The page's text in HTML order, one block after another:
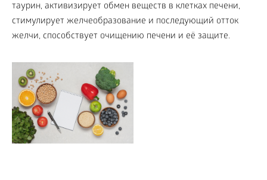
таурин, активизирует обмен веществ в клетках печени,
стимулирует желчеобразование и последующий отток
желчи, способствует очищению печени и её защите.